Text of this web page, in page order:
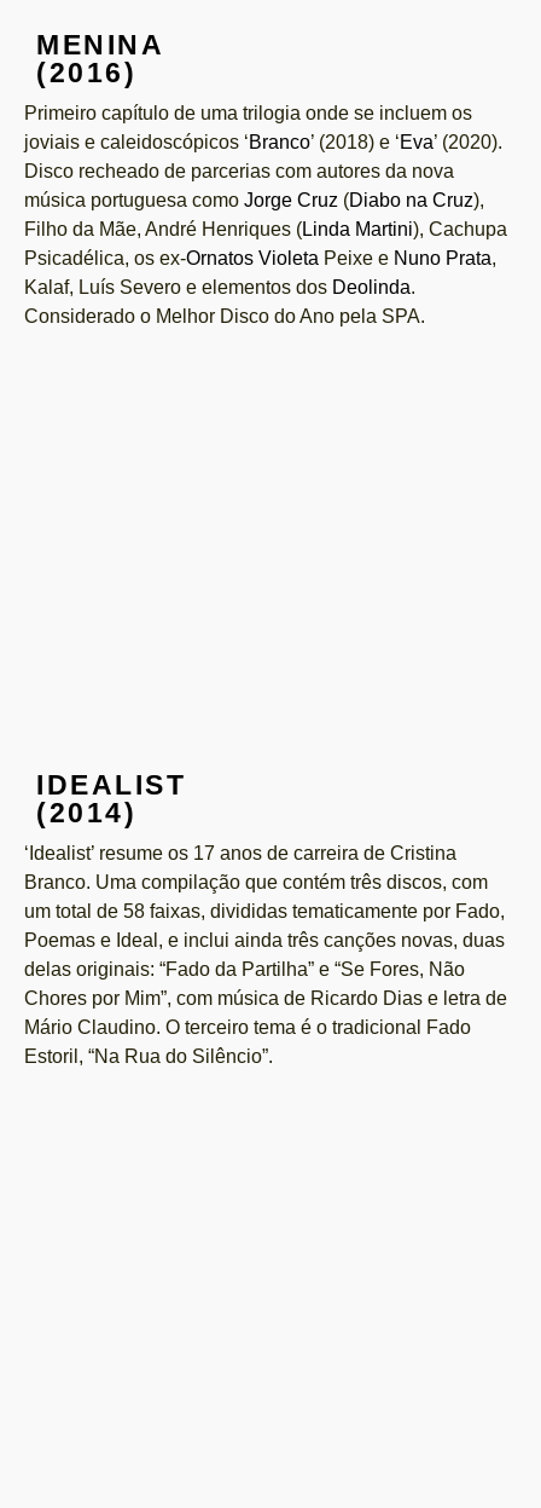
MENINA
(2016)
Primeiro capítulo de uma trilogia onde se incluem os
joviais e caleidoscópicos ‘Branco’ (2018) e ‘Eva’ (2020).
Disco recheado de parcerias com autores da nova
música portuguesa como Jorge Cruz (Diabo na Cruz),
Filho da Mãe, André Henriques (Linda Martini), Cachupa
Psicadélica, os ex-Ornatos Violeta Peixe e Nuno Prata,
Kalaf, Luís Severo e elementos dos Deolinda.
Considerado o Melhor Disco do Ano pela SPA.
IDEALIST
(2014)
‘Idealist’ resume os 17 anos de carreira de Cristina
Branco. Uma compilação que contém três discos, com
um total de 58 faixas, divididas tematicamente por Fado,
Poemas e Ideal, e inclui ainda três canções novas, duas
delas originais: “Fado da Partilha” e “Se Fores, Não
Chores por Mim”, com música de Ricardo Dias e letra de
Mário Claudino. O terceiro tema é o tradicional Fado
Estoril, “Na Rua do Silêncio”.